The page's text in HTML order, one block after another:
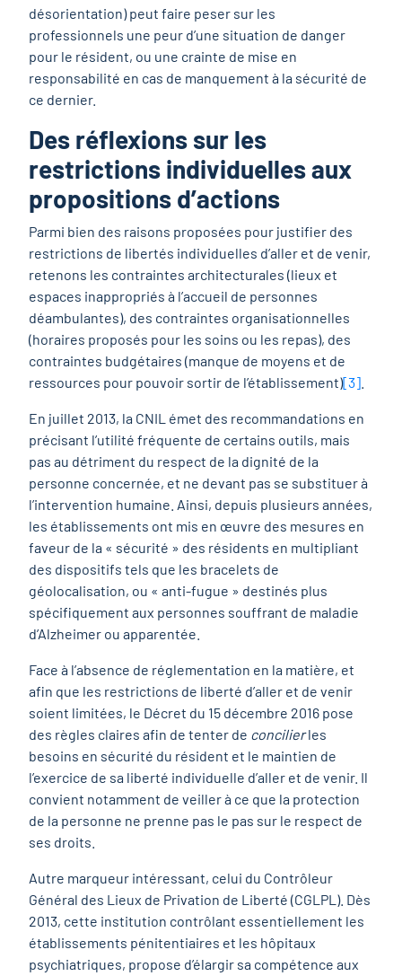
désorientation) peut faire peser sur les
professionnels une peur d’une situation de danger
pour le résident, ou une crainte de mise en
responsabilité en cas de manquement à la sécurité de
ce dernier.
Des réflexions sur les
restrictions individuelles aux
propositions d’actions
Parmi bien des raisons proposées pour justifier des
restrictions de libertés individuelles d’aller et de venir,
retenons les contraintes architecturales (lieux et
espaces inappropriés à l’accueil de personnes
déambulantes), des contraintes organisationnelles
(horaires proposés pour les soins ou les repas), des
contraintes budgétaires (manque de moyens et de
ressources pour pouvoir sortir de l’établissement)[3]
En juillet 2013, la CNIL émet des recommandations en
précisant l’utilité fréquente de certains outils, mais
pas au détriment du respect de la dignité de la
personne concernée, et ne devant pas se substituer à
l’intervention humaine. Ainsi, depuis plusieurs années,
les établissements ont mis en œuvre des mesures en
faveur de la « sécurité » des résidents en multipliant
des dispositifs tels que les bracelets de
géolocalisation, ou « anti-fugue » destinés plus
spécifiquement aux personnes souffrant de maladie
d’Alzheimer ou apparentée.
Face à l’absence de réglementation en la matière, et
afin que les restrictions de liberté d’aller et de venir
soient limitées, le Décret du 15 décembre 2016 pose
des règles claires afin de tenter de concilierles
besoins en sécurité du résident et le maintien de
l’exercice de sa liberté individuelle d’aller et de venir. Il
convient notamment de veiller à ce que la protection
de la personne ne prenne pas le pas sur le respect de
ses droits.
Autre marqueur intéressant, celui du Contrôleur
Général des Lieux de Privation de Liberté (CGLPL). Dès
2013, cette institution contrôlant essentiellement les
établissements pénitentiaires et les hôpitaux
psychiatriques, propose d’élargir sa compétence aux